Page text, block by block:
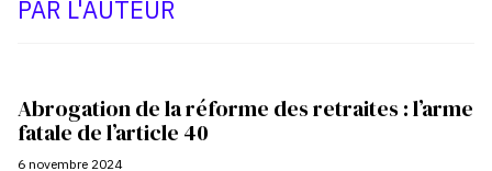
PAR L'AUTEUR
Abrogation de la réforme des retraites : l’arme
fatale de l’article 40
6 novembre 2024